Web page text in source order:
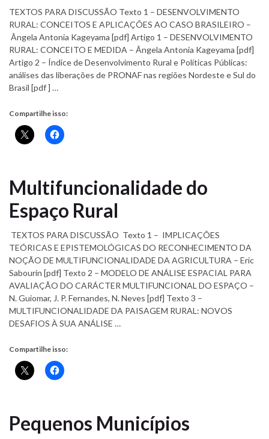
TEXTOS PARA DISCUSSÃO Texto 1 – DESENVOLVIMENTO
RURAL: CONCEITOS E APLICAÇÕES AO CASO BRASILEIRO –
Ângela Antonia Kageyama [pdf] Artigo 1 – DESENVOLVIMENTO
RURAL: CONCEITO E MEDIDA – Ângela Antonia Kageyama [pdf]
Artigo 2 – Índice de Desenvolvimento Rural e Políticas Públicas:
análises das liberações de PRONAF nas regiões Nordeste e Sul do
Brasil [pdf ] …
Compartilhe isso:
Multifuncionalidade do
Espaço Rural
TEXTOS PARA DISCUSSÃO Texto 1 – IMPLICAÇÕES
TEÓRICAS E EPISTEMOLÓGICAS DO RECONHECIMENTO DA
NOÇÃO DE MULTIFUNCIONALIDADE DA AGRICULTURA – Eric
Sabourin [pdf] Texto 2 – MODELO DE ANÁLISE ESPACIAL PARA
AVALIAÇÃO DO CARÁCTER MULTIFUNCIONAL DO ESPAÇO –
N. Guiomar, J. P. Fernandes, N. Neves [pdf] Texto 3 –
MULTIFUNCIONALIDADE DA PAISAGEM RURAL: NOVOS
DESAFIOS À SUA ANÁLISE …
Compartilhe isso:
Pequenos Municípios